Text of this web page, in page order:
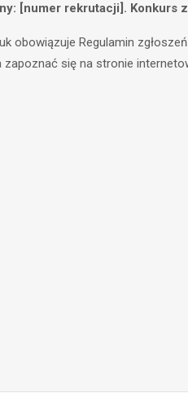
[numer rekrutacji]. Konkurs
obowiązuje Regulamin
się na stronie